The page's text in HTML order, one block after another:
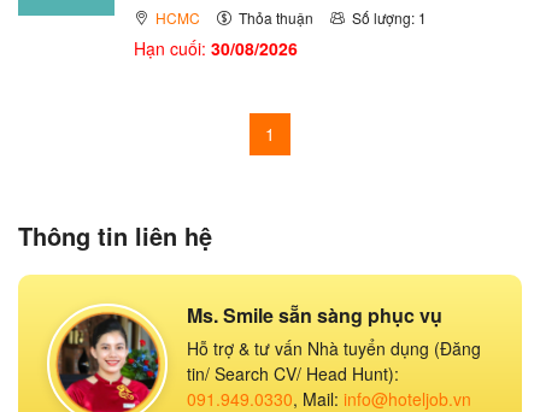
HCMC Thỏa thuận Số lượng: 1
Hạn cuối: 30/08/2026
1
Thông tin liên hệ
Ms. Smile sẵn sàng phục vụ
Hỗ trợ & tư vấn Nhà tuyển dụng (Đăng
tin/ Search CV/ Head Hunt):
091.949.0330, Mail: info@hoteljob.vn